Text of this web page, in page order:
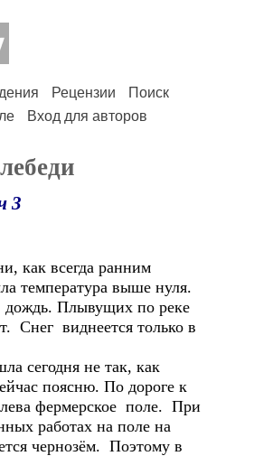
Рецензии
Поиск
Вход для авторов
3
как всегда ранним
температура выше нуля.
Плывущих по реке
Снег виднеется только в
сегодня не так, как
поясню. По дороге к
фермерское поле. При
работах на поле на
чернозём. Поэтому в